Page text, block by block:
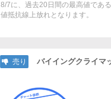
8/7に、過去20日間の最高値であ
値抵抗線上放れとなります。
売り バイイングクライマ